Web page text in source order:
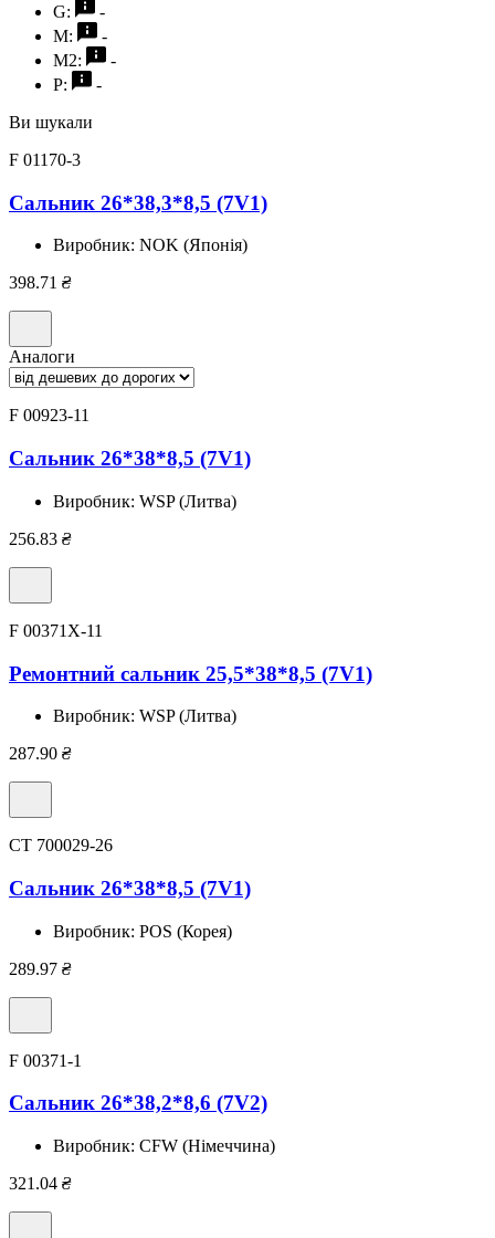
G:
-
M:
-
M2:
-
P:
-
Ви шукали
F 01170-3
Сальник 26*38,3*8,5 (7V1)
Виробник: NOK (Японія)
398.71 ₴
Аналоги
F 00923-11
Сальник 26*38*8,5 (7V1)
Виробник: WSP (Литва)
256.83 ₴
F 00371X-11
Ремонтний сальник 25,5*38*8,5 (7V1)
Виробник: WSP (Литва)
287.90 ₴
CT 700029-26
Сальник 26*38*8,5 (7V1)
Виробник: POS (Корея)
289.97 ₴
F 00371-1
Сальник 26*38,2*8,6 (7V2)
Виробник: CFW (Німеччина)
321.04 ₴